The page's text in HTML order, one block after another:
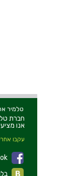
טלמיר
אנו
עקבו